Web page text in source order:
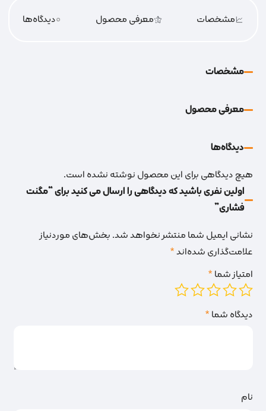
مشخصات معرفی محصول 0دیدگاه‌‌ها
مشخصات
معرفی محصول
دیدگاه‌‌ها
هیچ دیدگاهی برای این محصول نوشته نشده است.
اولین نفری باشید که دیدگاهی را ارسال می کنید برای “مگنت
فشاری”
نشانی ایمیل شما منتشر نخواهد شد.بخش‌های موردنیاز
علامت‌گذاری شده‌اند*
امتیاز شما*
دیدگاه شما*
نام